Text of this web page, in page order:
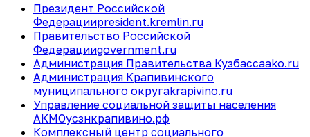
Президент Российской
Федерацииpresident.kremlin.ru
Правительство Российской
Федерацииgovernment.ru
Администрация Правительства Кузбассаako.ru
Администрация Крапивинского
муниципального округаkrapivino.ru
Управление социальной защиты населения
АКМОусзнкрапивино.рф
Комплексный центр социального